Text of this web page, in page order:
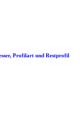
Profilart und Restprofil